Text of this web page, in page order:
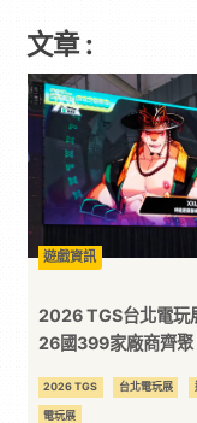
文章 :
遊戲資訊
2026 TGS台北電玩
26國399家廠商齊
漢町》雙雙得獎
2026 TGS 台北電玩展
電玩展